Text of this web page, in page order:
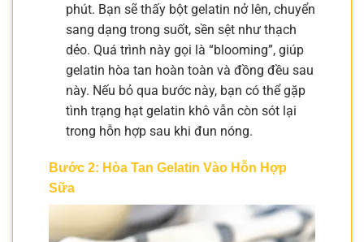
phút. Bạn sẽ thấy bột gelatin nở lên, chuyển
sang dạng trong suốt, sền sệt như thạch
dẻo. Quá trình này gọi là “blooming”, giúp
gelatin hòa tan hoàn toàn và đồng đều sau
này. Nếu bỏ qua bước này, bạn có thể gặp
tình trạng hạt gelatin khô vẫn còn sót lại
trong hỗn hợp sau khi đun nóng.
Bước 2: Hòa Tan Gelatin Vào Hỗn Hợp
Sữa